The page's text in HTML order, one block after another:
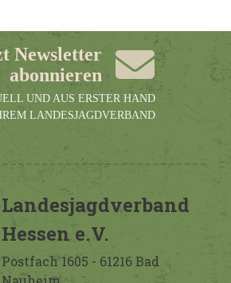
Newsletter
abonnieren
UND AUS ERSTER HAND
LANDESJAGDVERBAND
Landesjagdverband
Hessen e.V.
Postfach 1605 - 61216 Bad